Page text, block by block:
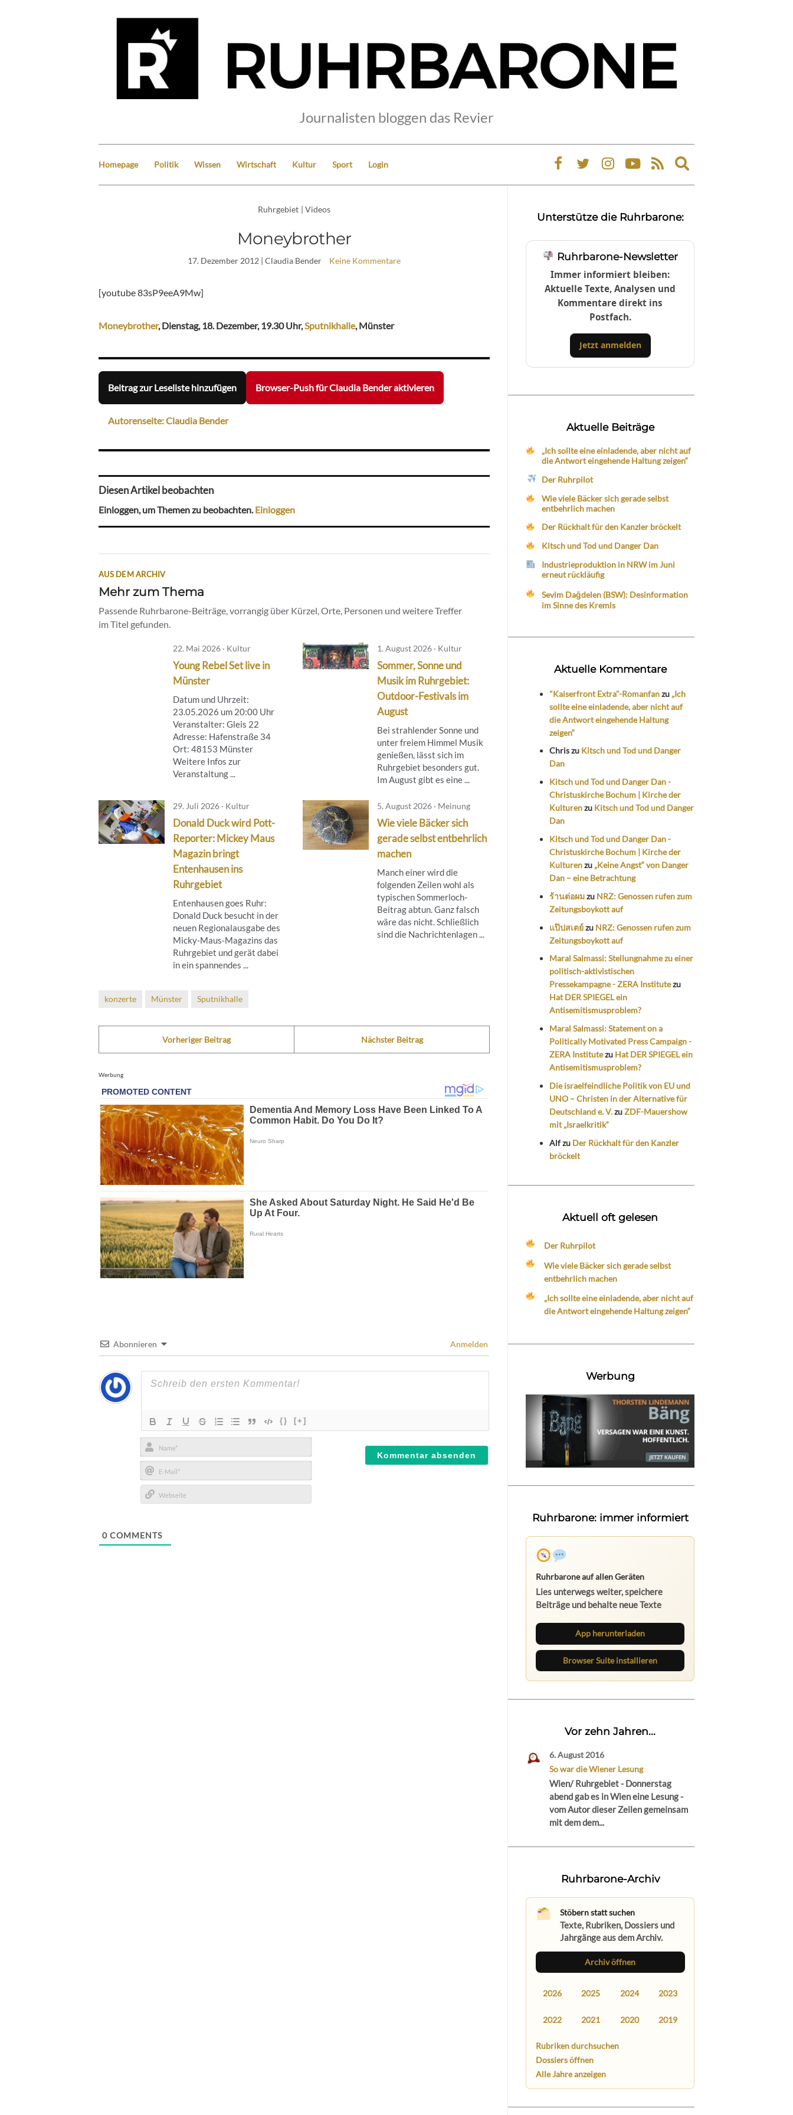
Journalisten bloggen das Revier
Homepage Politik Wissen Wirtschaft Kultur Sport Login
Expand
search
Ruhrgebiet | Videos
Moneybrother
17. Dezember 2012 | Claudia Bender Keine Kommentare
[youtube 83sP9eeA9Mw]
Moneybrother, Dienstag, 18. Dezember, 19.30 Uhr, Sputnikhalle, Münster
Beitrag zur Leseliste hinzufügen Browser-Push für Claudia Bender aktivieren
Autorenseite: Claudia Bender
Diesen Artikel beobachten
Einloggen, um Themen zu beobachten.Einloggen
AUS DEM ARCHIV
Mehr zum Thema
Passende Ruhrbarone-Beiträge, vorrangig über Kürzel, Orte, Personen und weitere Treffer
im Titel gefunden.
22. Mai 2026 · Kultur
Young Rebel Set live in
Münster
Datum und Uhrzeit:
23.05.2026 um 20:00 Uhr
Veranstalter: Gleis 22
Adresse: Hafenstraße 34
Ort: 48153 Münster
Weitere Infos zur
Veranstaltung ...
1. August 2026 · Kultur
Sommer, Sonne und
Musik im Ruhrgebiet:
Outdoor-Festivals im
August
Bei strahlender Sonne und
unter freiem Himmel Musik
genießen, lässt sich im
Ruhrgebiet besonders gut.
Im August gibt es eine ...
29. Juli 2026 · Kultur
Donald Duck wird Pott-
Reporter: Mickey Maus
Magazin bringt
Entenhausen ins
Ruhrgebiet
Entenhausen goes Ruhr:
Donald Duck besucht in der
neuen Regionalausgabe des
Micky‑Maus‑Magazins das
Ruhrgebiet und gerät dabei
in ein spannendes ...
5. August 2026 · Meinung
Wie viele Bäcker sich
gerade selbst entbehrlich
machen
Manch einer wird die
folgenden Zeilen wohl als
typischen Sommerloch-
Beitrag abtun. Ganz falsch
wäre das nicht. Schließlich
sind die Nachrichtenlagen ...
konzerte Münster Sputnikhalle
Vorheriger Beitrag Nächster Beitrag
Werbung
Abonnieren Anmelden
{} [+]
Name*
E-
Mail*
0 COMMENTS
Unterstütze die Ruhrbarone:
Ruhrbarone-Newsletter
Immer informiert bleiben:
Aktuelle Texte, Analysen und
Kommentare direkt ins
Postfach.
Jetzt anmelden
Aktuelle Beiträge
„Ich sollte eine einladende, aber nicht auf
die Antwort eingehende Haltung zeigen“
Der Ruhrpilot
Wie viele Bäcker sich gerade selbst
entbehrlich machen
Der Rückhalt für den Kanzler bröckelt
Kitsch und Tod und Danger Dan
Industrieproduktion in NRW im Juni
erneut rückläufig
Sevim Dağdelen (BSW): Desinformation
im Sinne des Kremls
Aktuelle Kommentare
"Kaiserfront Extra"-Romanfanzu „Ich
sollte eine einladende, aber nicht auf
die Antwort eingehende Haltung
zeigen“
Chriszu Kitsch und Tod und Danger
Dan
Kitsch und Tod und Danger Dan -
Christuskirche Bochum | Kirche der
Kulturenzu Kitsch und Tod und Danger
Dan
Kitsch und Tod und Danger Dan -
Christuskirche Bochum | Kirche der
Kulturenzu „Keine Angst“ von Danger
Dan – eine Betrachtung
ร้านต่อผมzu NRZ: Genossen rufen zum
Zeitungsboykott auf
แป๊ปสเตย์zu NRZ: Genossen rufen zum
Zeitungsboykott auf
Maral Salmassi: Stellungnahme zu einer
politisch-aktivistischen
Pressekampagne - ZERA Institutezu
Hat DER SPIEGEL ein
Antisemitismusproblem?
Maral Salmassi: Statement on a
Politically Motivated Press Campaign -
ZERA Institutezu Hat DER SPIEGEL ein
Antisemitismusproblem?
Die israelfeindliche Politik von EU und
UNO – Christen in der Alternative für
Deutschland e. V.zuZDF-Mauershow
mit „Israelkritik“
Alfzu Der Rückhalt für den Kanzler
bröckelt
Aktuell oft gelesen
Der Ruhrpilot
Wie viele Bäcker sich gerade selbst
entbehrlich machen
„Ich sollte eine einladende, aber nicht auf
die Antwort eingehende Haltung zeigen“
Werbung
Ruhrbarone: immer informiert
Ruhrbarone auf allen Geräten
Lies unterwegs weiter, speichere
Beiträge und behalte neue Texte
App herunterladen
Browser Suite installieren
Vor zehn Jahren...
6. August 2016
So war die Wiener Lesung
Wien/ Ruhrgebiet - Donnerstag
abend gab es in Wien eine Lesung -
vom Autor dieser Zeilen gemeinsam
mit dem dem...
Ruhrbarone-Archiv
Stöbern statt suchen
Texte, Rubriken, Dossiers und
Jahrgänge aus dem Archiv.
Archiv öffnen
2026 2025 2024 2023
2022 2021 2020 2019
Rubriken durchsuchen
Dossiers öffnen
Alle Jahre anzeigen